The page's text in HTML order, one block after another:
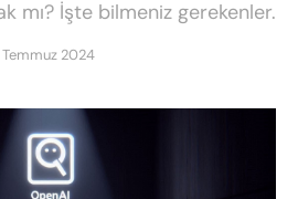
mı? İşte bilmeniz gerekenler.
Temmuz 2024